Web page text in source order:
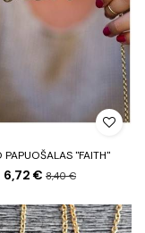
PAPUOŠALAS "FAITH"
6,72 € 8,40 €